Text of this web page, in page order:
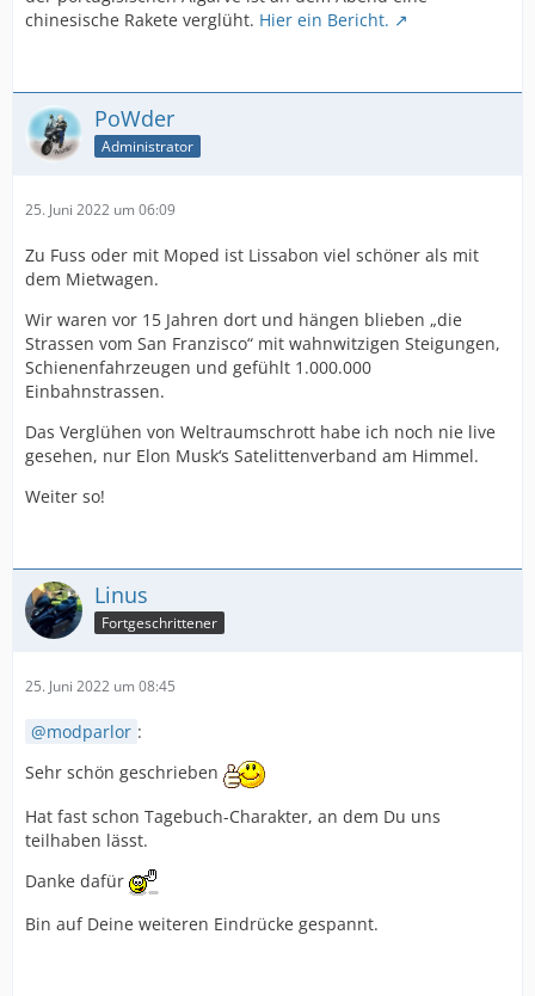
chinesische Rakete verglüht. Hier ein Bericht.
PoWder
Administrator
25. Juni 2022 um 06:09
Zu Fuss oder mit Moped ist Lissabon viel schöner als mit
dem Mietwagen.
Wir waren vor 15 Jahren dort und hängen blieben „die
Strassen vom San Franzisco“ mit wahnwitzigen Steigungen,
Schienenfahrzeugen und gefühlt 1.000.000
Einbahnstrassen.
Das Verglühen von Weltraumschrott habe ich noch nie live
gesehen, nur Elon Musk‘s Satelittenverband am Himmel.
Weiter so!
Linus
Fortgeschrittener
25. Juni 2022 um 08:45
modparlor :
Sehr schön geschrieben
Hat fast schon Tagebuch-Charakter, an dem Du uns
teilhaben lässt.
Danke dafür
Bin auf Deine weiteren Eindrücke gespannt.